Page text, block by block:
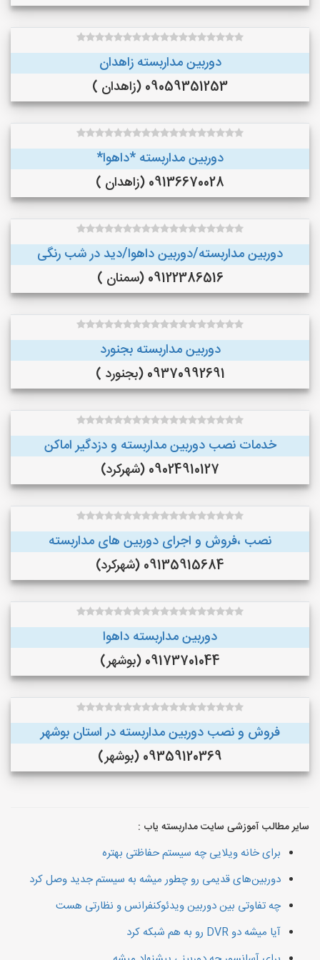
دوربین مداربسته زاهدان
09059351253 (زاهدان )
دوربین مداربسته *داهوا*
09136670028 (زاهدان )
دوربین مداربسته/دوربین داهوا/دید در شب رنگی
09122386516 (سمنان )
دوربین مداربسته بجنورد
09370992691 (بجنورد )
خدمات نصب دوربین مداربسته و دزدگیر اماکن
09024910127 (شهرکرد)
نصب ،فروش و اجرای دوربین های مداربسته
09135915684 (شهرکرد)
دوربین مداربسته داهوا
09173701044 (بوشهر)
فروش و نصب دوربین مداربسته در استان بوشهر
09359120369 (بوشهر)
سایر مطالب آموزشی سایت مداربسته یاب :
برای خانه ویلایی چه سیستم حفاظتی بهتره
دوربین‌های قدیمی رو چطور میشه به سیستم جدید وصل کرد
چه تفاوتی بین دوربین ویدئوکنفرانس و نظارتی هست
آیا میشه دو DVR رو به هم شبکه کرد